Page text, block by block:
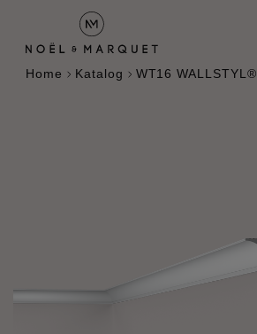
Home Katalog WT16 WALLSTYL®